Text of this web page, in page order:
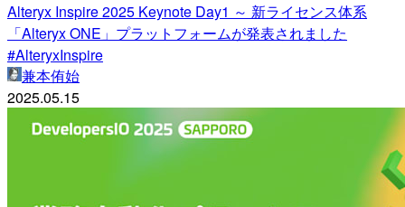
Alteryx Inspire 2025 Keynote Day1 ～ 新ライセンス体系
「Alteryx ONE」プラットフォームが発表されました
#AlteryxInspire
兼本侑始
2025.05.15